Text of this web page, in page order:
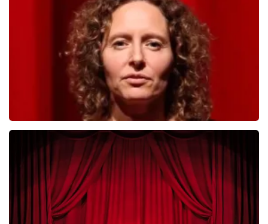
laatste 30 minuten
BESTEL NU
Esther van der Voort
laatste 30 minuten
BESTEL NU